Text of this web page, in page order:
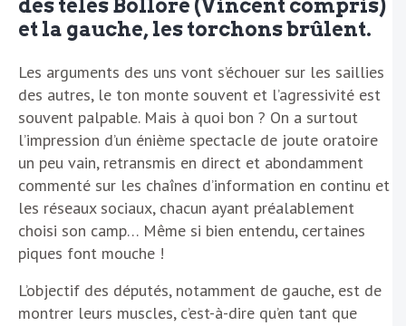
des télés Bolloré (Vincent compris)
et la gauche, les torchons brûlent.
Les arguments des uns vont s’échouer sur les saillies
des autres, le ton monte souvent et l’agressivité est
souvent palpable. Mais à quoi bon ? On a surtout
l’impression d’un énième spectacle de joute oratoire
un peu vain, retransmis en direct et abondamment
commenté sur les chaînes d’information en continu et
les réseaux sociaux, chacun ayant préalablement
choisi son camp… Même si bien entendu, certaines
piques font mouche !
L’objectif des députés, notamment de gauche, est de
montrer leurs muscles, c’est-à-dire qu’en tant que